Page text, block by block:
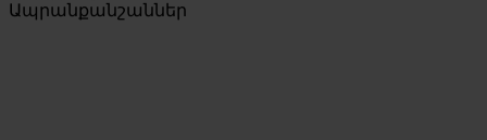
Ապրանքանշաններ